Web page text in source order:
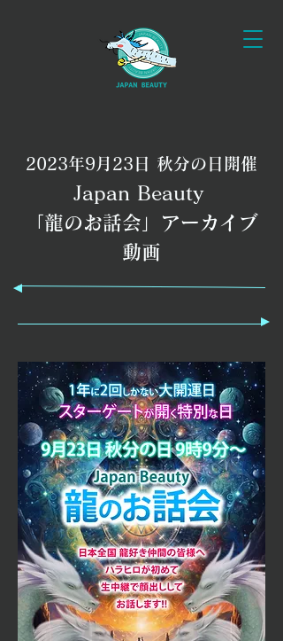
2023年9月23日 秋分の日 開催
Japan Beauty
​「龍のお話会」アーカイブ
動画